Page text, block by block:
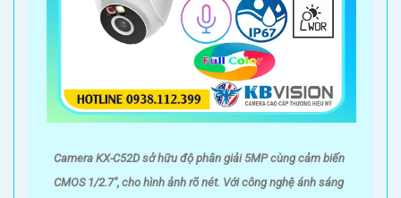
Camera KX-C52D sở hữu độ phân giải 5MP cùng cảm biến
CMOS 1/2.7", cho hình ảnh rõ nét. Với công nghệ ánh sáng